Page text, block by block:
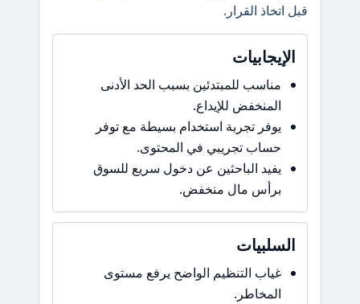
قبل اتخاذ القرار.
الإيجابيات
مناسب للمبتدئين بسبب الحد الأدنى
المنخفض للإيداع.
يوفر تجربة استخدام بسيطة مع توفر
حساب تجريبي في المحتوى.
يفيد الباحثين عن دخول سريع للسوق
برأس مال منخفض.
السلبيات
غياب التنظيم الواضح يرفع مستوى
المخاطر.